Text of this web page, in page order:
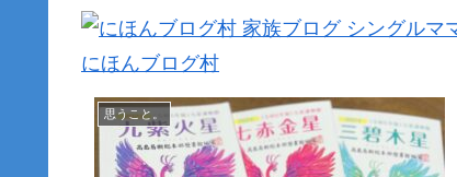
にほんブログ村
思うこと。